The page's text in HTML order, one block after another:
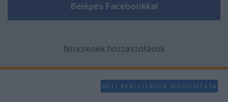
Nincsenek hozzászólások
SÜTI BEÁLLÍTÁSOK MÓDOSÍTÁSA